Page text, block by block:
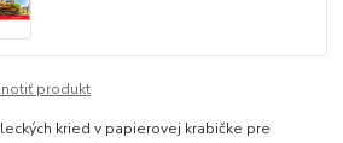
produkt
kried v papierovej krabičke pre